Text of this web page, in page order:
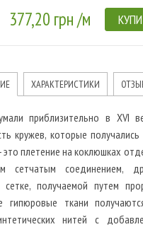
377,20 грн /м
ХАРАКТЕРИСТИКИ
приблизительно в XVI
кружев, которые
это плетение на коклюшках
сетчатым соединением,
получаемой путем
гипюровые ткани
нитей с